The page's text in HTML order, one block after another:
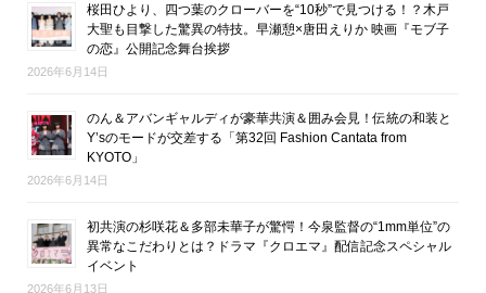
桜田ひより、四つ葉のクローバーを“10秒”で見つける！？木戸
大聖も目撃した驚異の特技。早瀬憩×唐田えりか 映画『モブ子
の恋』公開記念舞台挨拶
2026年6月14日
のん＆アバンギャルディが豪華共演＆囲み会見！伝統の和装と
Y’sのモードが交差する「第32回 Fashion Cantata from
KYOTO」
2026年6月14日
初共演の杉咲花＆多部未華子が驚愕！今泉監督の“1mm単位”の
異常なこだわりとは？ドラマ『クロエマ』配信記念スペシャル
イベント
2026年6月13日